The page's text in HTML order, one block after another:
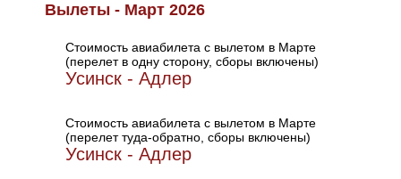
Вылеты - Март 2026
Стоимость авиабилета с вылетом в Марте
(перелет в одну сторону, сборы включены)
Усинск - Адлер
Стоимость авиабилета с вылетом в Марте
(перелет туда-обратно, сборы включены)
Усинск - Адлер